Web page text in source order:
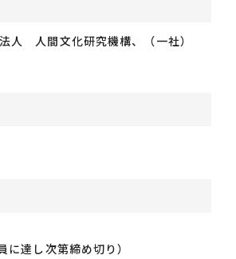
人 人間文化研究機構、（一社）
達し次第締め切り）